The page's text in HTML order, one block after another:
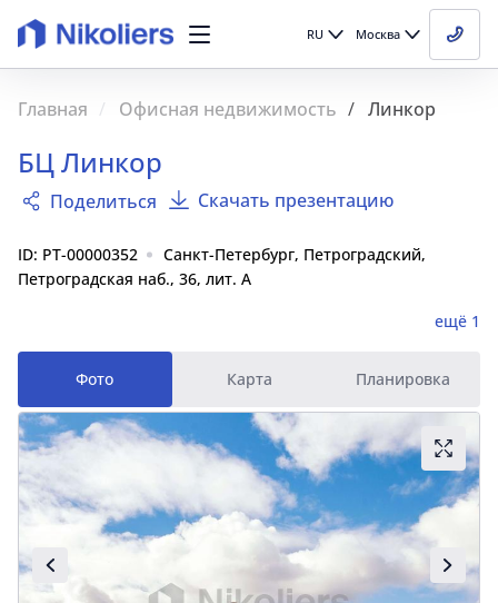
RU Москва
Главная Офисная недвижимость Линкор
БЦ Линкор
Поделиться Скачать презентацию
ID: PT-00000352
Санкт-Петербург, Петроградский,
Петроградская наб., 36, лит. А
ещё 1
Фото Карта Планировка